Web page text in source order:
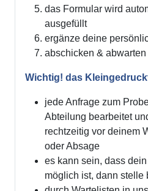
das Formular wird
ausgefüllt
ergänze deine
abschicken & abwarten
Wichtig! das
jede Anfrage zum
Abteilung bearbeitet
rechtzeitig vor deinem
oder Absage
es kann sein, dass
möglich ist, dann stelle